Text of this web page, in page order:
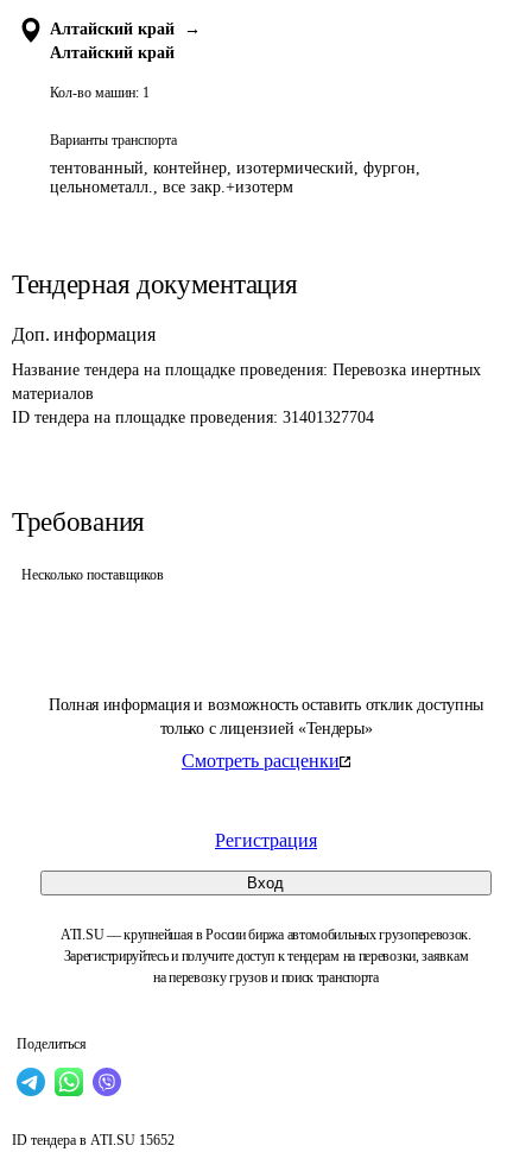
Полная информация и возможность оставить отклик доступны
только с лицензией «Тендеры»
Смотреть расценки
Регистрация
Вход
ATI.SU — крупнейшая в России биржа автомобильных грузоперевозок.
Зарегистрируйтесь и получите доступ к тендерам на перевозки, заявкам
на перевозку грузов и поиск транспорта
Поделиться
Алтайский край
→
Алтайский край
Кол-во машин: 1
Варианты транспорта
тентованный, контейнер, изотермический, фургон,
цельнометалл., все закр.+изотерм
Тендерная документация
Доп. информация
Название тендера на площадке проведения: Перевозка инертных
материалов
ID тендера на площадке проведения: 31401327704
Требования
Несколько поставщиков
ID тендера в ATI.SU 15652